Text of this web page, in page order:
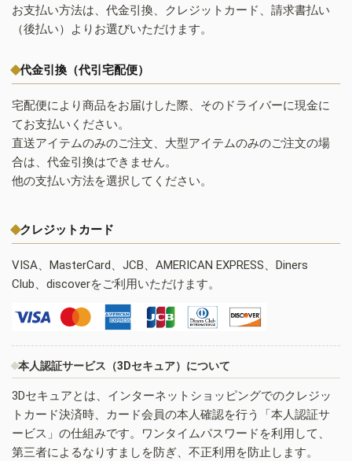
お支払い方法は、代金引換、クレジットカード、請求書払い
（後払い）よりお選びいただけます。
代金引換（代引宅配便）
宅配便により商品をお届けした際、そのドライバーに現金に
てお支払いください。
直送アイテムのみのご注文、大型アイテムのみのご注文の場
合は、代金引換はできません。
他の支払い方法を選択してください。
クレジットカード
VISA、MasterCard、JCB、AMERICAN EXPRESS、Diners
Club、discoverをご利用いただけます。
本人認証サービス（3Dセキュア）について
3Dセキュアとは、インターネットショッピングでのクレジッ
トカード決済時、カード会員の本人確認を行う「本人認証サ
ービス」の仕組みです。ワンタイムパスワードを利用して、
第三者によるなりすましを防ぎ、不正利用を防止します。